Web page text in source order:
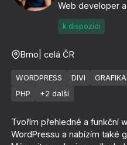
Web developer
k dispozici
Brno | celá ČR
WORDPRESS DIVI GRAFIKA
PHP
+2 další
Tvořím přehledné a funkční
WordPressu a nabízím také